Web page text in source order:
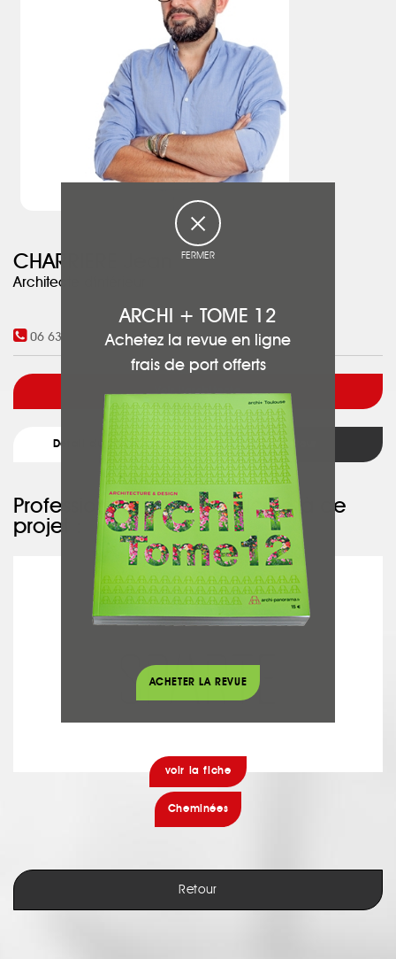
CHARRIERE Jean
Architecte d'intérieur
06 63 75 19 01
Voir l'architecte
Détail du projet Retour
Professionnel ayant participé à ce
projet :
SPARTE
voir la fiche
Cheminées
Retour
FERMER
ARCHI + TOME 12
Achetez la revue en ligne
frais de port offerts
ACHETER LA REVUE